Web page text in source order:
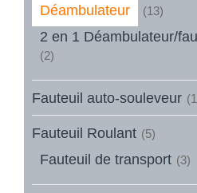
Déambulateur (13)
2 en 1 Déambulateur/
(2)
Fauteuil auto-souleveur
Fauteuil Roulant (5)
Fauteuil de transport (3)